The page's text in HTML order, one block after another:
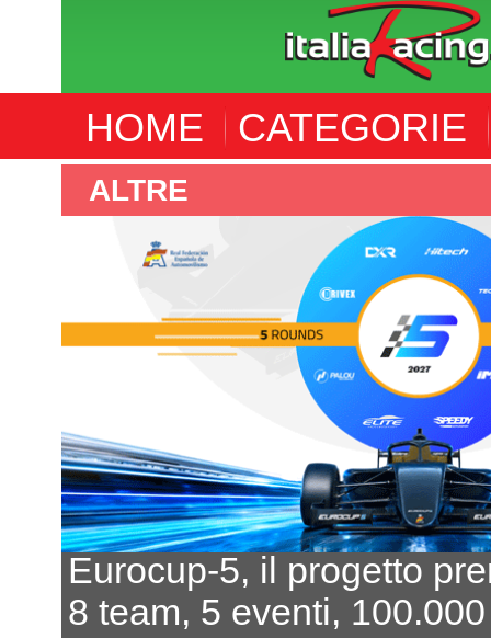
HOME CATEGORIE
ALTRE
Eurocup-5, il progetto
8 team, 5 eventi,